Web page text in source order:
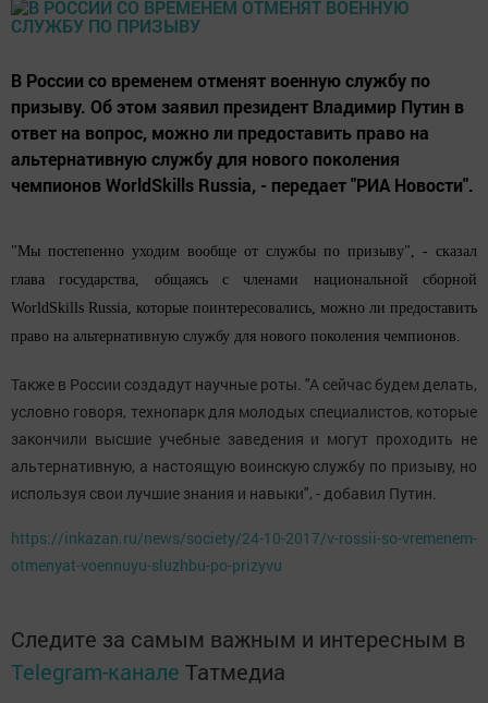
В России со временем отменят военную службу по
призыву. Об этом заявил президент Владимир Путин в
ответ на вопрос, можно ли предоставить право на
альтернативную службу для нового поколения
чемпионов WorldSkills Russia, - передает "РИА Новости".
"Мы постепенно уходим вообще от службы по призыву", - сказал
глава государства, общаясь с членами национальной сборной
WorldSkills Russia, которые поинтересовались, можно ли предоставить
право на альтернативную службу для нового поколения чемпионов.
Также в России создадут научные роты. "А сейчас будем делать,
условно говоря, технопарк для молодых специалистов, которые
закончили высшие учебные заведения и могут проходить не
альтернативную, а настоящую воинскую службу по призыву, но
используя свои лучшие знания и навыки", - добавил Путин.
https://inkazan.ru/news/society/24-10-2017/v-rossii-so-vremenem-
otmenyat-voennuyu-sluzhbu-po-prizyvu
Следите за самым важным и интересным в
Telegram-канале Татмедиа